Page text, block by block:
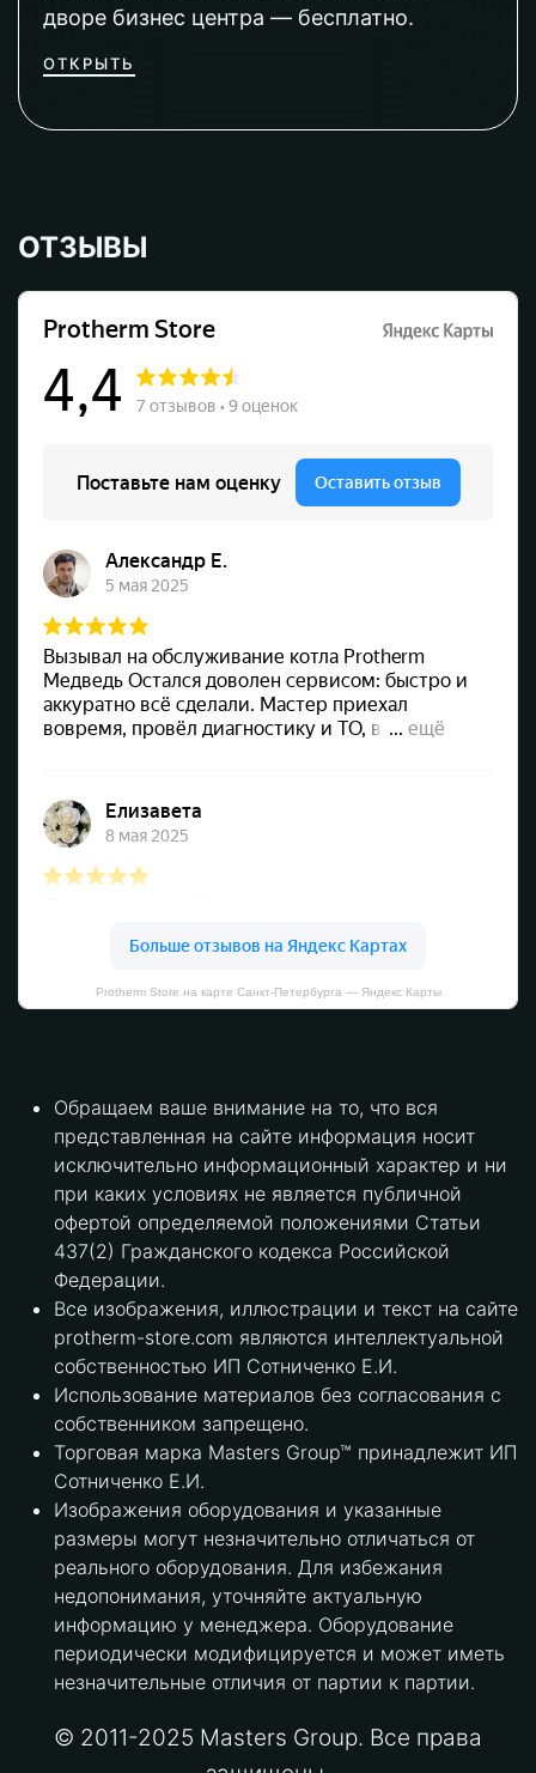
дворе бизнес центра — бесплатно.
ОТКРЫТЬ
ОТЗЫВЫ
Protherm Store на карте Санкт‑Петербурга — Яндекс Карты
Обращаем ваше внимание на то, что вся
представленная на сайте информация носит
исключительно информационный характер и ни
при каких условиях не является публичной
офертой определяемой положениями Статьи
437(2) Гражданского кодекса Российской
Федерации.
Все изображения, иллюстрации и текст на сайте
protherm-store.com являются интеллектуальной
собственностью ИП Сотниченко Е.И.
Использование материалов без согласования с
собственником запрещено.
Торговая марка Masters Group™ принадлежит ИП
Сотниченко Е.И.
Изображения оборудования и указанные
размеры могут незначительно отличаться от
реального оборудования. Для избежания
недопонимания, уточняйте актуальную
информацию у менеджера. Оборудование
периодически модифицируется и может иметь
незначительные отличия от партии к партии.
© 2011-2025 Masters Group. Все права